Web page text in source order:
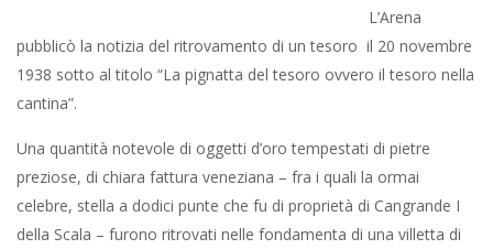
L’Arena
pubblicò la notizia del ritrovamento di un tesoro il 20 novembre
1938 sotto al titolo “La pignatta del tesoro ovvero il tesoro nella
cantina”.
Una quantità notevole di oggetti d’oro tempestati di pietre
preziose, di chiara fattura veneziana – fra i quali la ormai
celebre, stella a dodici punte che fu di proprietà di Cangrande I
della Scala – furono ritrovati nelle fondamenta di una villetta di